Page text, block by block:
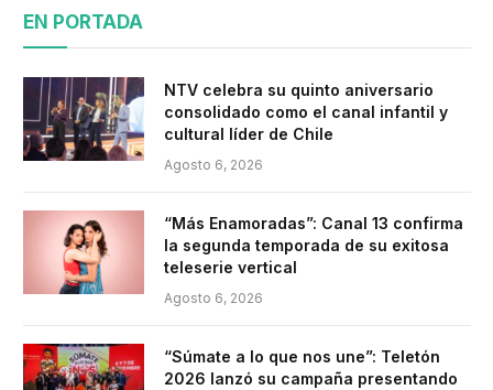
EN PORTADA
NTV celebra su quinto aniversario
consolidado como el canal infantil y
cultural líder de Chile
Agosto 6, 2026
“Más Enamoradas”: Canal 13 confirma
la segunda temporada de su exitosa
teleserie vertical
Agosto 6, 2026
“Súmate a lo que nos une”: Teletón
2026 lanzó su campaña presentando